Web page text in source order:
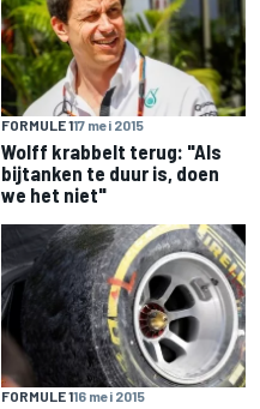
FORMULE 117 mei 2015
Wolff krabbelt terug: "Als
bijtanken te duur is, doen
we het niet"
FORMULE 116 mei 2015